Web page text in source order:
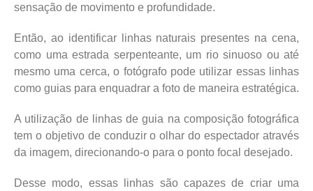
sensação de movimento e profundidade.
Então, ao identificar linhas naturais presentes na cena,
como uma estrada serpenteante, um rio sinuoso ou até
mesmo uma cerca, o fotógrafo pode utilizar essas linhas
como guias para enquadrar a foto de maneira estratégica.
A utilização de linhas de guia na composição fotográfica
tem o objetivo de conduzir o olhar do espectador através
da imagem, direcionando-o para o ponto focal desejado.
Desse modo, essas linhas são capazes de criar uma